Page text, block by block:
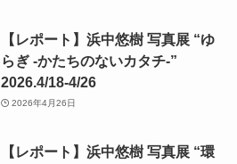
【レポート】浜中悠樹 写真展 “ゆ
らぎ -かたちのないカタチ-”
2026.4/18-4/26
2026年4月26日
【レポート】浜中悠樹 写真展 “環